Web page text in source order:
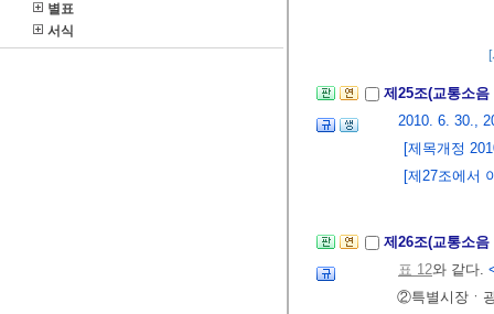
별표
서식
제25조(교통소
2010. 6. 30.,
[제목개정
[제27조에서
제26조(교통소
표 12와 같다.
②특별시장ㆍ